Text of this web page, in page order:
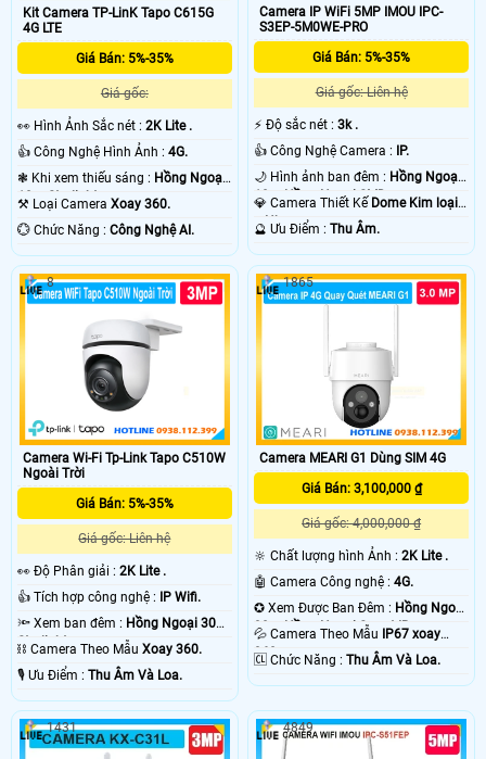
Kit Camera TP-LinK Tapo C615G
4G LTE
Giá Bán: 5%-35%
Giá gốc:
️👀 Hình Ảnh Sắc nét : 2K Lite .
👍 Công Nghệ Hình Ảnh : 4G.
❃ Khi xem thiếu sáng : Hồng Ngoại
10m Starlight.
⚒ Loại Camera Xoay 360.
️💮 Chức Năng : Công Nghệ AI.
Camera IP WiFi 5MP IMOU IPC-
S3EP-5M0WE-PRO
Giá Bán: 5%-35%
Giá gốc: Liên hệ
️⚡ Độ sắc nét :3k .
👍 Công Nghệ Camera :
IP.
🌙 Hình ảnh ban đêm : Hồng Ngoại
10m Hồng Ngoại SMD.
💎 Camera Thiết Kế Dome Kim loại
+ Nhựa.
️🔮 Ưu Điểm :Thu Âm.
Camera Wi-Fi Tp-Link Tapo C510W
Ngoài Trời
Giá Bán: 5%-35%
Giá gốc: Liên hệ
️👀 Độ Phân giải : 2K Lite .
👍 Tích hợp công nghệ :
IP Wifi.
🔦 Xem ban đêm : Hồng Ngoại 30m
Starlight.
⛓ Camera Theo Mẫu Xoay 360.
️🎙 Ưu Điểm : Thu Âm Và Loa.
8
Camera MEARI G1 Dùng SIM 4G
Giá Bán: 3,100,000 ₫
Giá gốc: 4,000,000 ₫
🔆 Chất lượng hình Ảnh :2K Lite .
🤖️ Camera Công nghệ :4G.
✪ Xem Được Ban Đêm : Hồng Ngoại
30m Hồng Ngoại Smart IR.
💦 Camera Theo Mẫu IP67 xoay
360.
️🆑 Chức Năng :Thu Âm Và Loa.
1865
1431 4849